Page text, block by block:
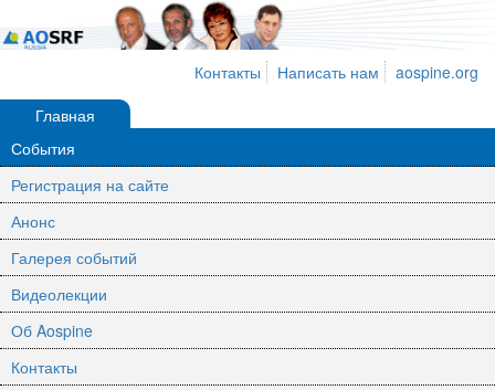
Контакты Написать нам
aospine.org
Главная
События
Регистрация на сайте
Анонс
Галерея событий
Видеолекции
Об Aospine
Контакты